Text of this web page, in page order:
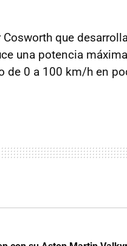
que
una potencia
de 0 a 100 km/h en